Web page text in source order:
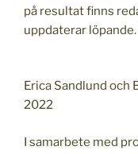
på resultat finns
uppdaterar
Erica Sandlund och
2022
I samarbete med